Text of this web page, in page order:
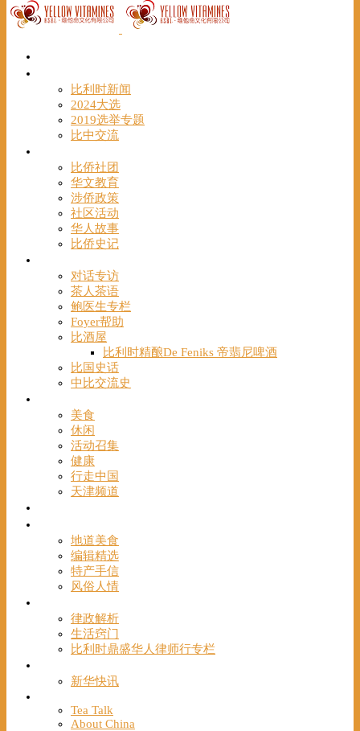
比利时新闻
2024大选
2019选举专题
比中交流
比侨社团
华文教育
涉侨政策
社区活动
华人故事
比侨史记
对话专访
茶人茶语
鲍医生专栏
Foyer帮助
比酒屋
比利时精酿De Feniks 帝翡尼啤酒
比国史话
中比交流史
美食
休闲
活动召集
健康
行走中国
天津频道
地道美食
编辑精选
特产手信
风俗人情
律政解析
生活窍门
比利时鼎盛华人律师行专栏
新华快讯
Tea Talk
About China